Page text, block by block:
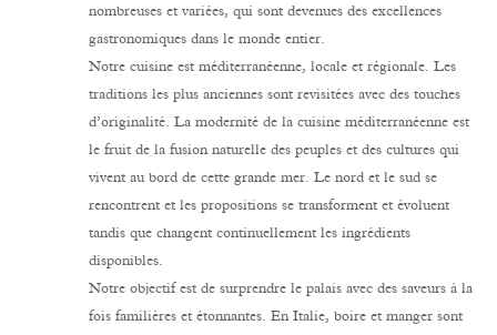
nombreuses et variées, qui sont devenues des excellences
gastronomiques dans le monde entier.
Notre cuisine est méditerranéenne, locale et régionale. Les
traditions les plus anciennes sont revisitées avec des touches
d’originalité. La modernité de la cuisine méditerranéenne est
le fruit de la fusion naturelle des peuples et des cultures qui
vivent au bord de cette grande mer. Le nord et le sud se
rencontrent et les propositions se transforment et évoluent
tandis que changent continuellement les ingrédients
disponibles.
Notre objectif est de surprendre le palais avec des saveurs à la
fois familières et étonnantes. En Italie, boire et manger sont